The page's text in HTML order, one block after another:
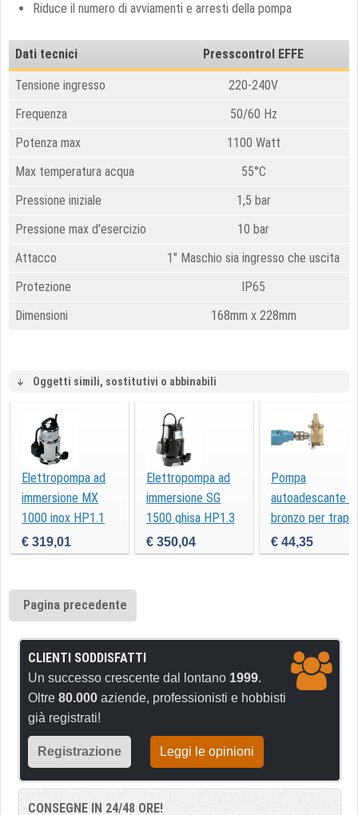
Riduce il numero di avviamenti e arresti della pompa
Dati tecnici Presscontrol EFFE
Tensione ingresso
220-240V
Frequenza
50/60 Hz
Potenza max
1100 Watt
Max temperatura acqua
55°C
Pressione iniziale
1,5 bar
Pressione max d'esercizio
10 bar
Attacco
1" Maschio sia ingresso che uscita
Protezione
IP65
Dimensioni
168mm x 228mm
Oggetti simili, sostitutivi o abbinabili
Elettropompa ad
immersione MX
1000 inox HP1.1
€ 319,01
Elettropompa ad
immersione SG
1500 ghisa HP1.3
€ 350,04
Pompa
autoadescante in
bronzo per
TR20
€ 44,35
Pagina precedente
CLIENTI SODDISFATTI
Un successo crescente dal lontano 1999.
Oltre 80.000 aziende, professionisti e hobbisti
già registrati!
Registrazione Leggi le opinioni
CONSEGNE IN 24/48 ORE!